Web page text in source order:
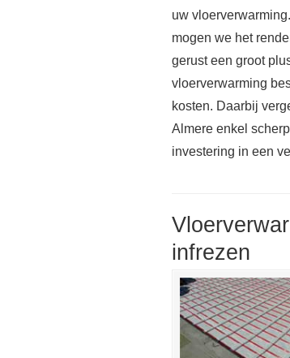
uw
mogen we het
gerust een groot
vloerverwarming
kosten. Daarbij
Almere enkel
investering in een
infrezen